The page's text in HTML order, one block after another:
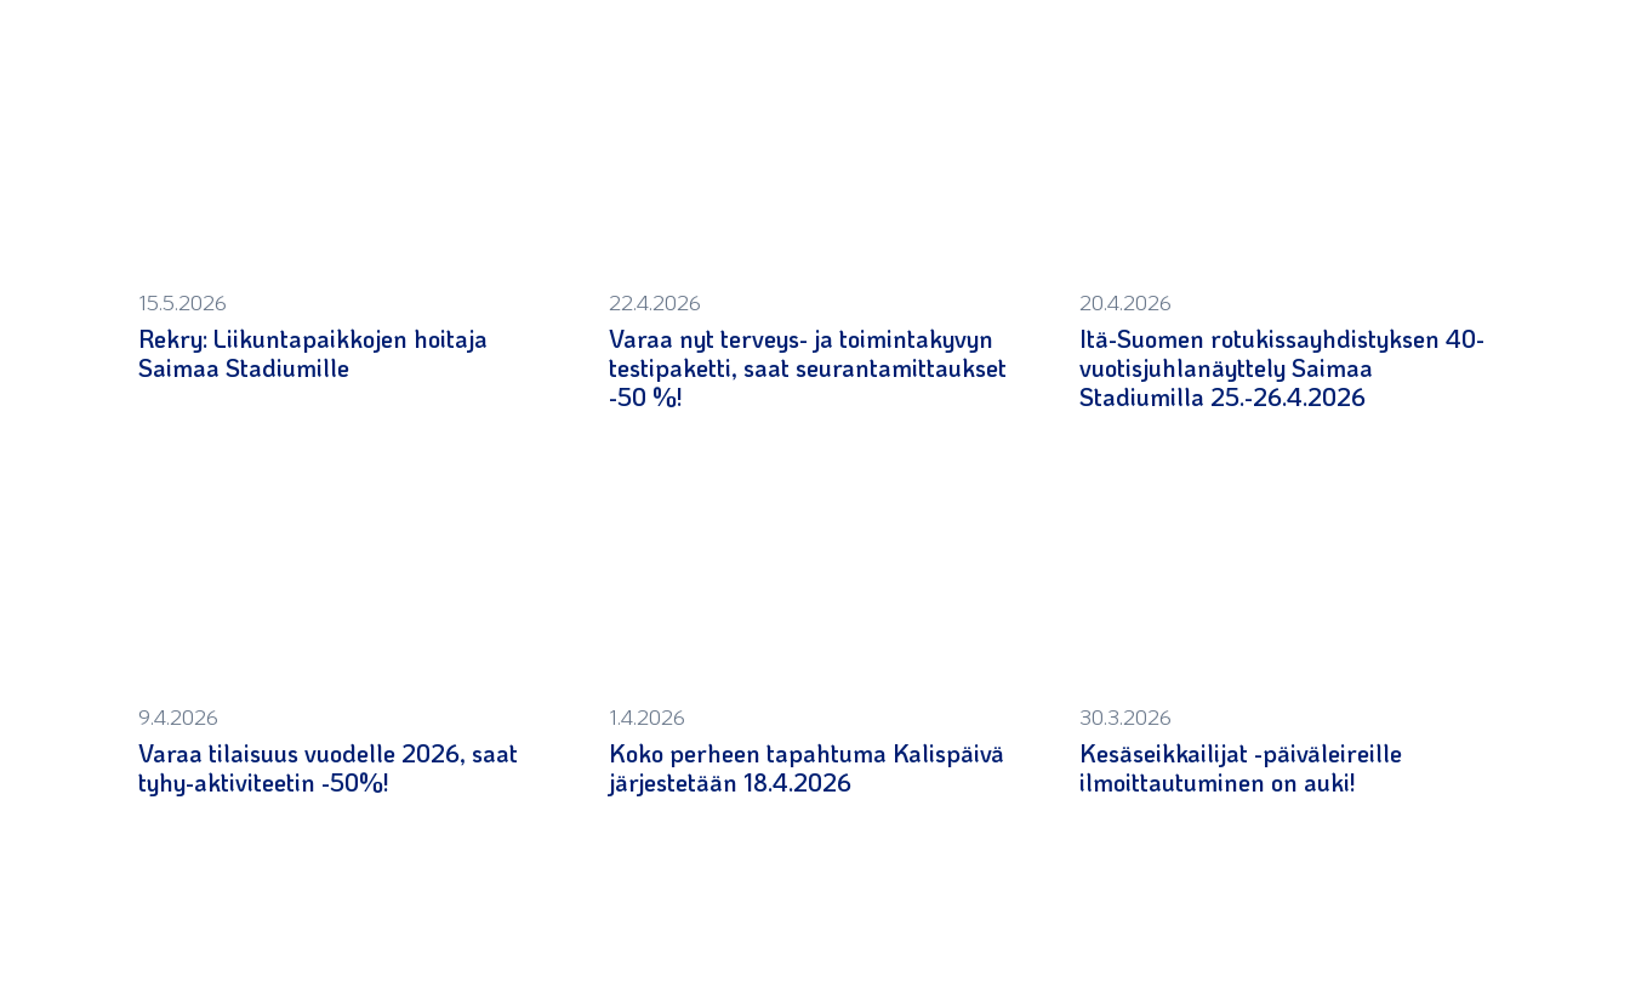
15.5.2026
Rekry: Liikuntapaikkojen hoitaja
Saimaa Stadiumille
22.4.2026
Varaa nyt terveys- ja toimintakyvyn
testipaketti, saat seurantamittaukset
-50 %!
20.4.2026
Itä-Suomen rotukissayhdistyksen 40-
vuotisjuhlanäyttely Saimaa
Stadiumilla 25.-26.4.2026
9.4.2026
Varaa tilaisuus vuodelle 2026, saat
tyhy-aktiviteetin -50%!
1.4.2026
Koko perheen tapahtuma Kalispäivä
järjestetään 18.4.2026
30.3.2026
Kesäseikkailijat -päiväleireille
ilmoittautuminen on auki!